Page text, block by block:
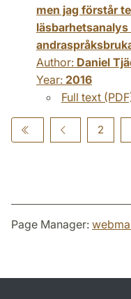
men jag förstår
Author: Daniel
Year: 2016
Full text
2
Page Manager: